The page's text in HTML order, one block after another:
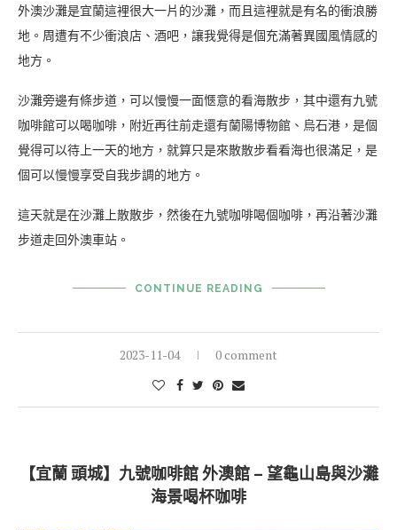
外澳沙灘是宜蘭這裡很大一片的沙灘，而且這裡就是有名的衝浪勝
地。周遭有不少衝浪店、酒吧，讓我覺得是個充滿著異國風情感的
地方。
沙灘旁邊有條步道，可以慢慢一面愜意的看海散步，其中還有九號
咖啡館可以喝咖啡，附近再往前走還有蘭陽博物館、烏石港，是個
覺得可以待上一天的地方，就算只是來散散步看看海也很滿足，是
個可以慢慢享受自我步調的地方。
這天就是在沙灘上散散步，然後在九號咖啡喝個咖啡，再沿著沙灘
步道走回外澳車站。
CONTINUE READING
2023-11-04 0 comment
【宜蘭 頭城】九號咖啡館 外澳館 – 望龜山島與沙灘
海景喝杯咖啡